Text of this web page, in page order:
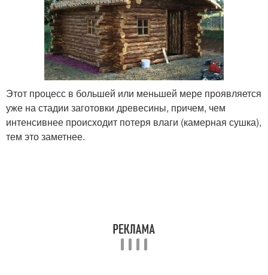
Этот процесс в большей или меньшей мере проявляется
уже на стадии заготовки древесины, причем, чем
интенсивнее происходит потеря влаги (камерная сушка),
тем это заметнее.